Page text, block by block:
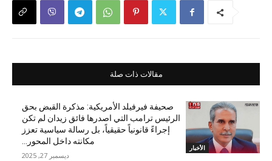
مقالات ذات صلة
الأخبار
صحيفة فيرفيلد الأمريكية: مذكرة القبض بحق
الرئيس ترامب التي اصدرها فائق زيدان لم تكن
إجراءً قانونياً حقيقياً، بل رسالة سياسية تعزز
مكانته داخل المحور...
ديسمبر 27, 2025